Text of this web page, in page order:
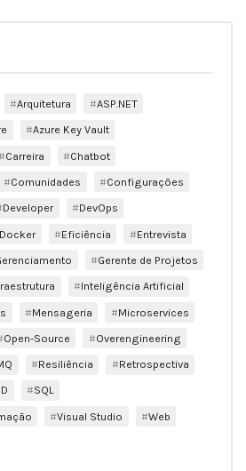
Arquitetura
ASP.NET
Azure Key Vault
Carreira
Chatbot
Comunidades
Configurações
Developer
DevOps
Docker Eficiência
Entrevista
Gerente de Projetos
Inteligência Artificial
Mensageria
Microservices
Open-Source
Overengineering
Resiliência
Retrospectiva
SQL
Visual Studio
Web